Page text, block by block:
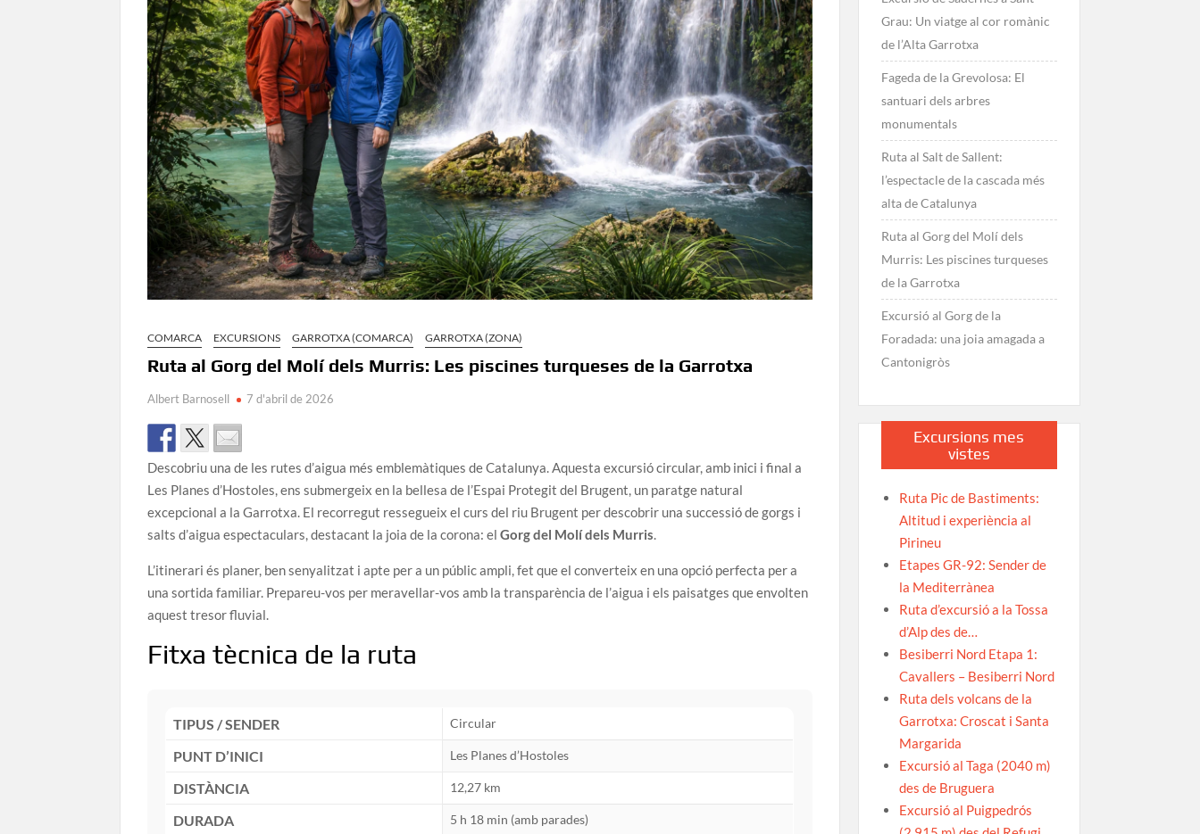
COMARCA EXCURSIONS GARROTXA (COMARCA) GARROTXA (ZONA)
Ruta al Gorg del Molí dels Murris: Les piscines turqueses de la Garrotxa
Albert Barnosell 7 d'abril de 2026
Descobriu una de les rutes d’aigua més emblemàtiques de Catalunya. Aquesta excursió circular, amb inici i final a
Les Planes d’Hostoles, ens submergeix en la bellesa de l’Espai Protegit del Brugent, un paratge natural
excepcional a la Garrotxa. El recorregut ressegueix el curs del riu Brugent per descobrir una successió de gorgs i
salts d’aigua espectaculars, destacant la joia de la corona: elGorg del Molí dels Murris.
L’itinerari és planer, ben senyalitzat i apte per a un públic ampli, fet que el converteix en una opció perfecta per a
una sortida familiar. Prepareu-vos per meravellar-vos amb la transparència de l’aigua i els paisatges que envolten
aquest tresor fluvial.
Fitxa tècnica de la ruta
TIPUS / SENDER Circular
PUNT D’INICI Les Planes d’Hostoles
DISTÀNCIA 12,27 km
DURADA 5 h 18 min (amb parades)
Grau: Un viatge al cor romànic
de l’Alta Garrotxa
Fageda de la Grevolosa: El
santuari dels arbres
monumentals
Ruta al Salt de Sallent:
l’espectacle de la cascada més
alta de Catalunya
Ruta al Gorg del Molí dels
Murris: Les piscines turqueses
de la Garrotxa
Excursió al Gorg de la
Foradada: una joia amagada a
Cantonigròs
Excursions mes
vistes
Ruta Pic de Bastiments:
Altitud i experiència al
Pirineu
Etapes GR-92: Sender de
la Mediterrànea
Ruta d’excursió a la Tossa
d’Alp des de…
Besiberri Nord Etapa 1:
Cavallers – Besiberri Nord
Ruta dels volcans de la
Garrotxa: Croscat i Santa
Margarida
Excursió al Taga (2040 m)
des de Bruguera
Excursió al Puigpedrós